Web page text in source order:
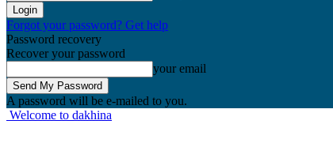
Forgot your password? Get help
Password recovery
Recover your password
your email
A password will be e-mailed to you.
Welcome to dakhina